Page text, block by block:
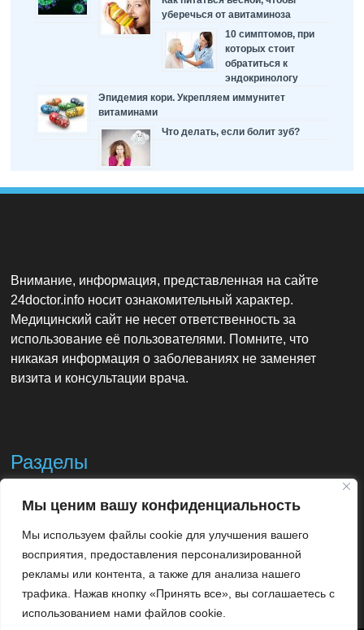
Мы ценим вашу конфиденциальность
Мы используем файлы cookie для улучшения вашего
восприятия, предоставления персонализированной
рекламы или контента, а также для анализа нашего
трафика. Нажав кнопку «Принять все», вы соглашаетесь с
использованием нами файлов cookie.
уберечься от авитаминоза
10 симптомов, при
которых стоит
обратиться к
эндокринологу
Эпидемия кори. Укрепляем иммунитет
витаминами
Что делать, если болит зуб?
Внимание, информация, представленная на сайте
24doctor.info носит ознакомительный характер.
Медицинский сайт не несет ответственность за
использование её пользователями. Помните, что
никакая информация о заболеваниях не заменяет
визита и консультации врача.
Разделы
Контакты
Использование материалов